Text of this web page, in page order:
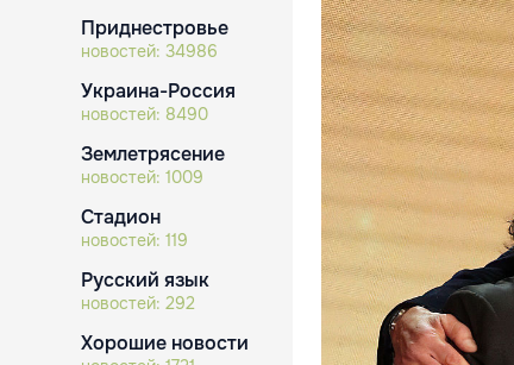
Приднестровье
новостей: 34986
Украина-Россия
новостей: 8490
Землетрясение
новостей: 1009
Стадион
новостей: 119
Русский язык
новостей: 292
Хорошие новости